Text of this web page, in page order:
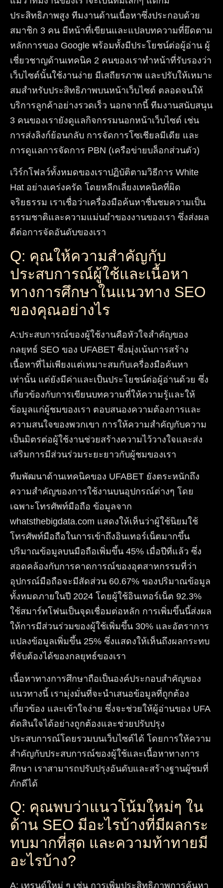
ประสิทธิภาพสูง ทีมงานด้านเนื้อหาซึ่งประกอบด้วย
สมาชิก 3 คน มีหน้าที่เขียนและแปลบทความที่ยึดตาม
หลักการของ Google พร้อมทั้งมีประโยชน์ต่อผู้อ่าน ผู้
เชี่ยวชาญด้านเทคนิค 2 คนของเราทำหน้าที่รับรองว่า
เว็บไซต์นั้นใช้งานง่าย มีเสถียรภาพ และปรับให้เหมาะ
สมสำหรับประสิทธิภาพบนหน้าเว็บไซต์ ตลอดจนให้
บริการลูกค้าอย่างรวดเร็ว นอกจากนี้ ทีมงานสนับสนุน
3 คนของเรายังดูแลกิจกรรมนอกหน้าเว็บไซต์ เช่น
การส่งลิงก์ย้อนกลับ การจัดการโซเชียลมีเดีย และ
การดูแลการจัดการ PBN (เครือข่ายบล็อกส่วนตัว)
เวิร์กโฟลว์ทั้งหมดของเราปฏิบัติตามวิธีการ White
Hat อย่างเคร่งครัด โดยหลีกเลี่ยงเทคนิคที่ผิด
จริยธรรม เราเชื่อว่าเครื่องมือค้นหาชื่นชมความเป็น
ธรรมชาติและความแม่นยำของงานของเรา ซึ่งส่งผล
ดีต่อการจัดอันดับของเรา
Q: คุณให้ความสำคัญกับ
ประสบการณ์ผู้ใช้และเนื้อหา
ทางการศึกษาในแนวทาง SEO
ของคุณอย่างไร
A:ประสบการณ์ของผู้ใช้งานคือหัวใจสำคัญของ
กลยุทธ์ SEO ของ UFABET ซึ่งมุ่งเน้นการสร้าง
เนื้อหาที่ไม่เพียงแต่เหมาะสมกับเครื่องมือค้นหา
เท่านั้น แต่ยังมีค่าและเป็นประโยชน์ต่อผู้อ่านด้วย ซึ่ง
เกี่ยวข้องกับการเขียนบทความที่ให้ความรู้และให้
ข้อมูลแก่ผู้ชมของเรา ตอบสนองความต้องการและ
ความสนใจของพวกเขา การให้ความสำคัญกับความ
เป็นมิตรต่อผู้ใช้งานช่วยสร้างความไว้วางใจและส่ง
เสริมการมีส่วนร่วมระยะยาวกับผู้ชมของเรา
ทีมพัฒนาด้านเทคนิคของ UFABET ยังตระหนักถึง
ความสำคัญของการใช้งานบนอุปกรณ์ต่างๆ โดย
เฉพาะโทรศัพท์มือถือ ข้อมูลจาก
whatsthebigdata.com แสดงให้เห็นว่าผู้ใช้นิยมใช้
โทรศัพท์มือถือในการเข้าถึงอินเทอร์เน็ตมากขึ้น
ปริมาณข้อมูลบนมือถือเพิ่มขึ้น 45% เมื่อปีที่แล้ว ซึ่ง
สอดคล้องกับการคาดการณ์ของอุตสาหกรรมที่ว่า
อุปกรณ์มือถือจะมีสัดส่วน 60.67% ของปริมาณข้อมูล
ทั้งหมดภายในปี 2024 โดยผู้ใช้อินเทอร์เน็ต 92.3%
ใช้สมาร์ทโฟนเป็นจุดเชื่อมต่อหลัก การเพิ่มขึ้นนี้ส่งผล
ให้การมีส่วนร่วมของผู้ใช้เพิ่มขึ้น 30% และอัตราการ
แปลงข้อมูลเพิ่มขึ้น 25% ซึ่งแสดงให้เห็นถึงผลกระทบ
ที่จับต้องได้ของกลยุทธ์ของเรา
เนื้อหาทางการศึกษาถือเป็นองค์ประกอบสำคัญของ
แนวทางนี้ เรามุ่งมั่นที่จะนำเสนอข้อมูลที่ถูกต้อง
เกี่ยวข้อง และเข้าใจง่าย ซึ่งจะช่วยให้ผู้อ่านของ UFA
ตัดสินใจได้อย่างถูกต้องและช่วยปรับปรุง
ประสบการณ์โดยรวมบนเว็บไซต์ได้ โดยการให้ความ
สำคัญกับประสบการณ์ของผู้ใช้และเนื้อหาทางการ
ศึกษา เราสามารถปรับปรุงอันดับและสร้างฐานผู้ชมที่
ภักดีได้
Q: คุณพบว่าแนวโน้มใหม่ๆ ใน
ด้าน SEO มีอะไรบ้างที่มีผลกระ
ทบมากที่สุด และความท้าทายมี
อะไรบ้าง?
A: เทรนด์ใหม่ ๆ เช่น การเพิ่มประสิทธิภาพการค้นหา